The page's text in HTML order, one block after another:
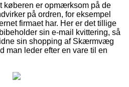
køberen er opmærksom på de
på ordren, for eksempel
firmaet har. Her er det tillige
sin e-mail kvittering, så
sin shopping af Skærmvæg
man leder efter en vare til en